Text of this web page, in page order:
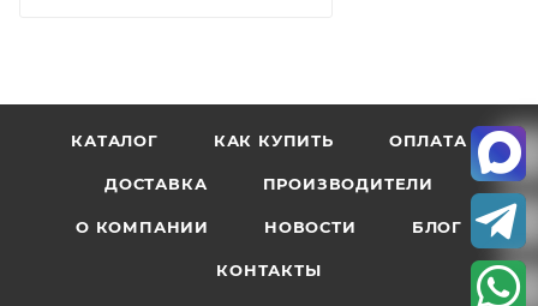
КАТАЛОГ КАК КУПИТЬ ОПЛАТА
ДОСТАВКА ПРОИЗВОДИТЕЛИ
О КОМПАНИИ НОВОСТИ БЛОГ
КОНТАКТЫ